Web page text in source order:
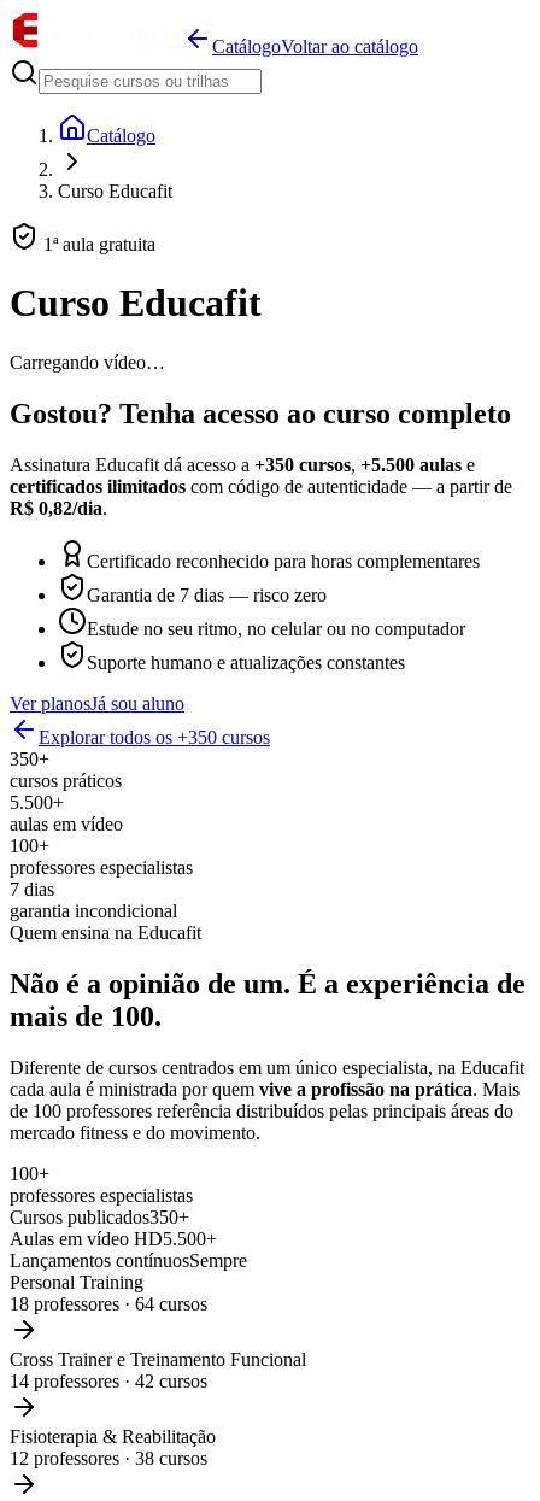
CatálogoVoltar ao catálogo
Catálogo
Curso Educafit
1ª aula gratuita
Curso Educafit
Carregando vídeo…
Gostou? Tenha acesso ao curso completo
Assinatura Educafit dá acesso a +350 cursos, +5.500 aulas e
certificados ilimitados com código de autenticidade — a partir de
R$ 0,82/dia.
Certificado reconhecido para horas complementares
Garantia de 7 dias — risco zero
Estude no seu ritmo, no celular ou no computador
Suporte humano e atualizações constantes
Ver planosJá sou aluno
Explorar todos os +350 cursos
350+
cursos práticos
5.500+
aulas em vídeo
100+
professores especialistas
7 dias
garantia incondicional
Quem ensina na Educafit
Não é a opinião de um. É a experiência de
mais de 100.
Diferente de cursos centrados em um único especialista, na Educafit
cada aula é ministrada por quem vive a profissão na prática. Mais
de 100 professores referência distribuídos pelas principais áreas do
mercado fitness e do movimento.
100+
professores especialistas
Cursos publicados350+
Aulas em vídeo HD5.500+
Lançamentos contínuosSempre
Personal Training
18 professores · 64 cursos
Cross Trainer e Treinamento Funcional
14 professores · 42 cursos
Fisioterapia & Reabilitação
12 professores · 38 cursos